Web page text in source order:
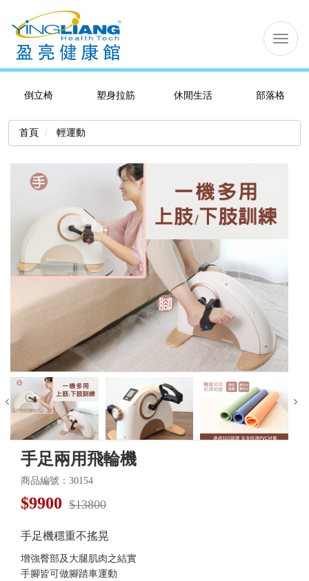
切
换
导
倒立椅
塑身拉筋 休閒生活 部落格
首頁 輕運動
手足兩用飛輪機
商品編號：30154
$9900 $13800
手足機穩重不搖晃
增強臀部及大腿肌肉之結實
手腳皆可做腳踏車運動